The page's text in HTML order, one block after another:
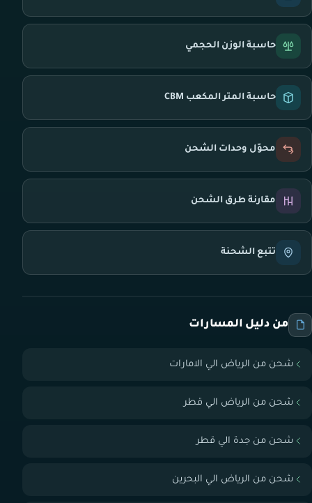
حاسبة الوزن الحجمي
حاسبة المتر المكعب CBM
محوّل وحدات الشحن
مقارنة طرق الشحن
تتبع الشحنة
من دليل المسارات
شحن من الرياض الي الامارات
شحن من الرياض الي قطر
شحن من جدة الي قطر
شحن من الرياض الي البحرين